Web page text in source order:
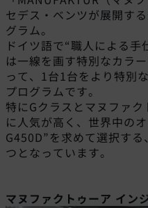
セデス・ベンツが展開す
グラム。
ドイツ語で“職人による
は一線を画す特別なカラ
って、1台1台をより特別
プログラムです。
特にGクラスとマヌファ
に人気が高く、世界中の
G450D”を求めて選択す
つとなっています。
マヌファクトゥーア イン